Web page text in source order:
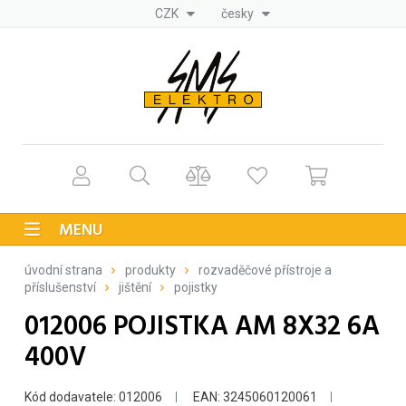
CZK česky
MENU
úvodní strana produkty
rozvaděčové přístroje a
příslušenství
jištění pojistky
012006 POJISTKA AM 8X32 6A
400V
Kód dodavatele: 012006 EAN: 3245060120061